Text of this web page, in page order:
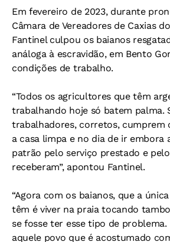
Em fevereiro de 2023, durante
Câmara de Vereadores de Caxias
Fantinel culpou os baianos
análoga à escravidão, em Bento
condições de trabalho.
“Todos os agricultores que têm
trabalhando hoje só batem palma.
trabalhadores, corretos, cumprem
a casa limpa e no dia de ir embora
patrão pelo serviço prestado e
receberam”, apontou Fantinel.
“Agora com os baianos, que a
têm é viver na praia tocando
se fosse ter esse tipo de problema.
aquele povo que é acostumado